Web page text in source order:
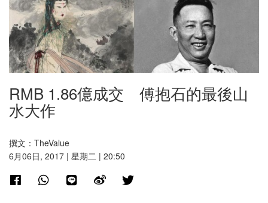
RMB 1.86億成交 傅抱石的最後山
水大作
撰文：TheValue
6月06日, 2017 | 星期二 | 20:50